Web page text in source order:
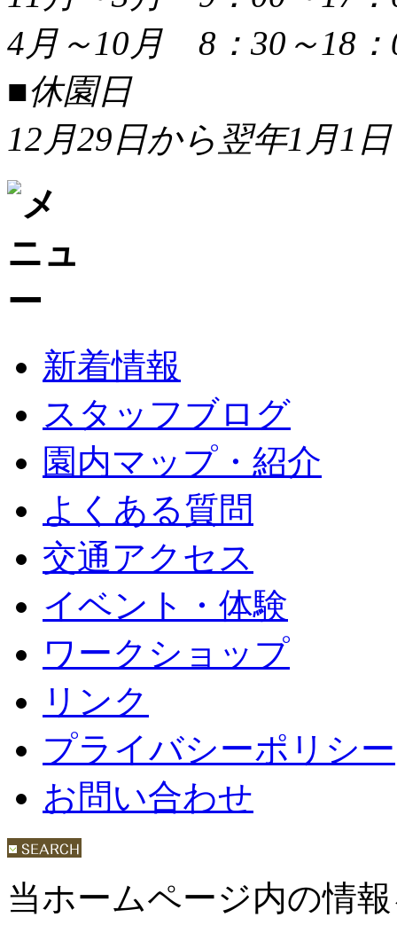
4月～10月 8：30～18：
■休園日
12月29日から翌年1月1日
新着情報
スタッフブログ
園内マップ・紹介
よくある質問
交通アクセス
イベント・体験
ワークショップ
リンク
プライバシーポリシー
お問い合わせ
当ホームページ内の情